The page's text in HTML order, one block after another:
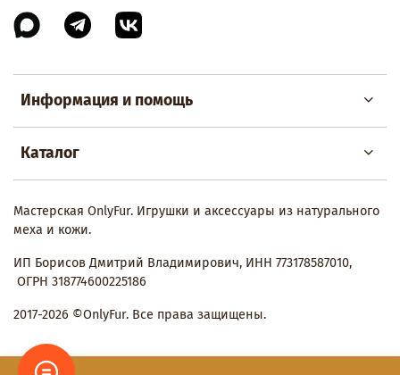
Информация и помощь
Каталог
Мастерская OnlyFur. Игрушки и аксессуары из натурального
меха и кожи.
ИП Борисов Дмитрий Владимирович, ИНН 773178587010,
ОГРН 318774600225186
2017-2026 ©OnlyFur. Все права защищены.